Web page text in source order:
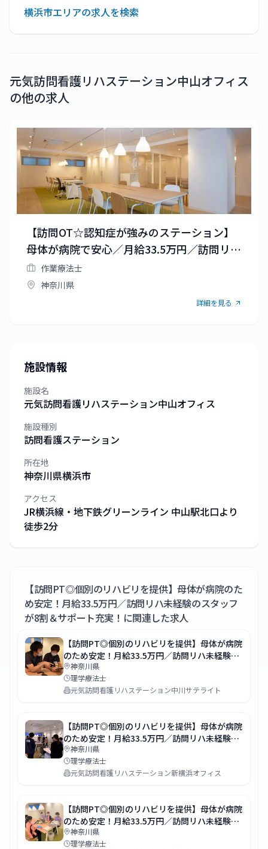
横浜市エリアの求人を検索
元気訪問看護リハステーション中山オフィス
の他の求人
【訪問OT☆認知症が強みのステーション】
母体が病院で安心／月給33.5万円／訪問リハ
未経験のスタッフが8割＆サポート充実！
作業療法士
神奈川県
詳細を見る
施設情報
施設名
元気訪問看護リハステーション中山オフィス
施設種別
訪問看護ステーション
所在地
神奈川県横浜市
アクセス
JR横浜線・地下鉄グリーンライン 中山駅北口より
徒歩2分
【訪問PT◎個別のリハビリを提供】母体が病院のた
め安定！月給33.5万円／訪問リハ未経験のスタッフ
が8割＆サポート充実！ に関連した求人
【訪問PT◎個別のリハビリを提供】母体が病院
のため安定！月給33.5万円／訪問リハ未経験の
スタッフが8割＆サポート充実！
神奈川県
理学療法士
元気訪問看護リハステーション中川サテライト
【訪問PT◎個別のリハビリを提供】母体が病院
のため安定！月給33.5万円／訪問リハ未経験の
スタッフが8割＆サポート充実！
神奈川県
理学療法士
元気訪問看護リハステーション新横浜オフィス
【訪問PT◎個別のリハビリを提供】母体が病院
のため安定！月給33.5万円／訪問リハ未経験の
スタッフが8割＆サポート充実！
神奈川県
理学療法士